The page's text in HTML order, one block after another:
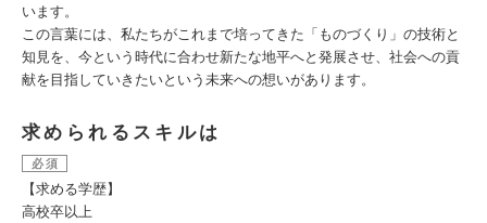
います。
この言葉には、私たちがこれまで培ってきた「ものづくり」の技術と
知見を、今という時代に合わせ新たな地平へと発展させ、社会への貢
献を目指していきたいという未来への想いがあります。
求められるスキルは
必須
【求める学歴】
高校卒以上